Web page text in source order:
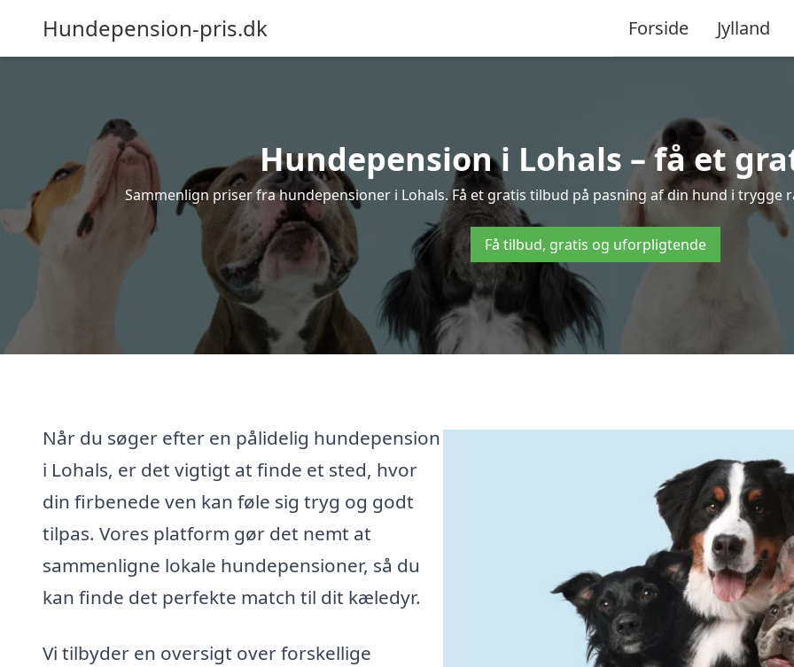
Hundepension-pris.dk Forside Jylland
Hundepension i Lohals – få et
Sammenlign priser fra hundepensioner i Lohals. Få et gratis tilbud på pasning af din hund i
Få tilbud, gratis og uforpligtende
Når du søger efter en pålidelig hundepension
i Lohals, er det vigtigt at finde et sted, hvor
din firbenede ven kan føle sig tryg og godt
tilpas. Vores platform gør det nemt at
sammenligne lokale hundepensioner, så du
kan finde det perfekte match til dit kæledyr.
Vi tilbyder en oversigt over forskellige